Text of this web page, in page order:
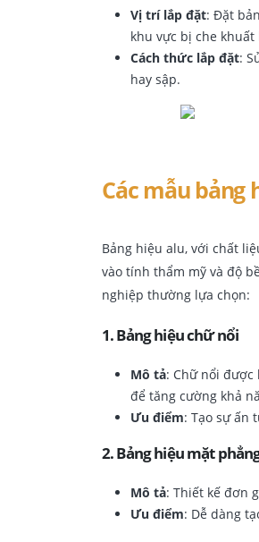
Vị trí lắp đặt: Đặt
khu vực bị che
Cách thức lắp đặt:
hay sập.
Các mẫu
Bảng hiệu alu, với chất
vào tính thẩm mỹ và độ
nghiệp thường lựa chọn:
1.Bảng hiệu chữ nổi
Mô tả: Chữ nổi
để tăng cường khả
Ưu điểm: Tạo sự ấn
2.Bảng hiệu mặt
Mô tả: Thiết kế đơn
Ưu điểm: Dễ dàng